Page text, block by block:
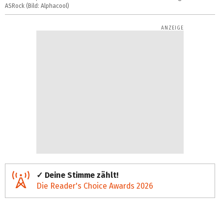
ASRock (Bild: Alphacool)
✓ Deine Stimme zählt!
Die Reader's Choice Awards 2026